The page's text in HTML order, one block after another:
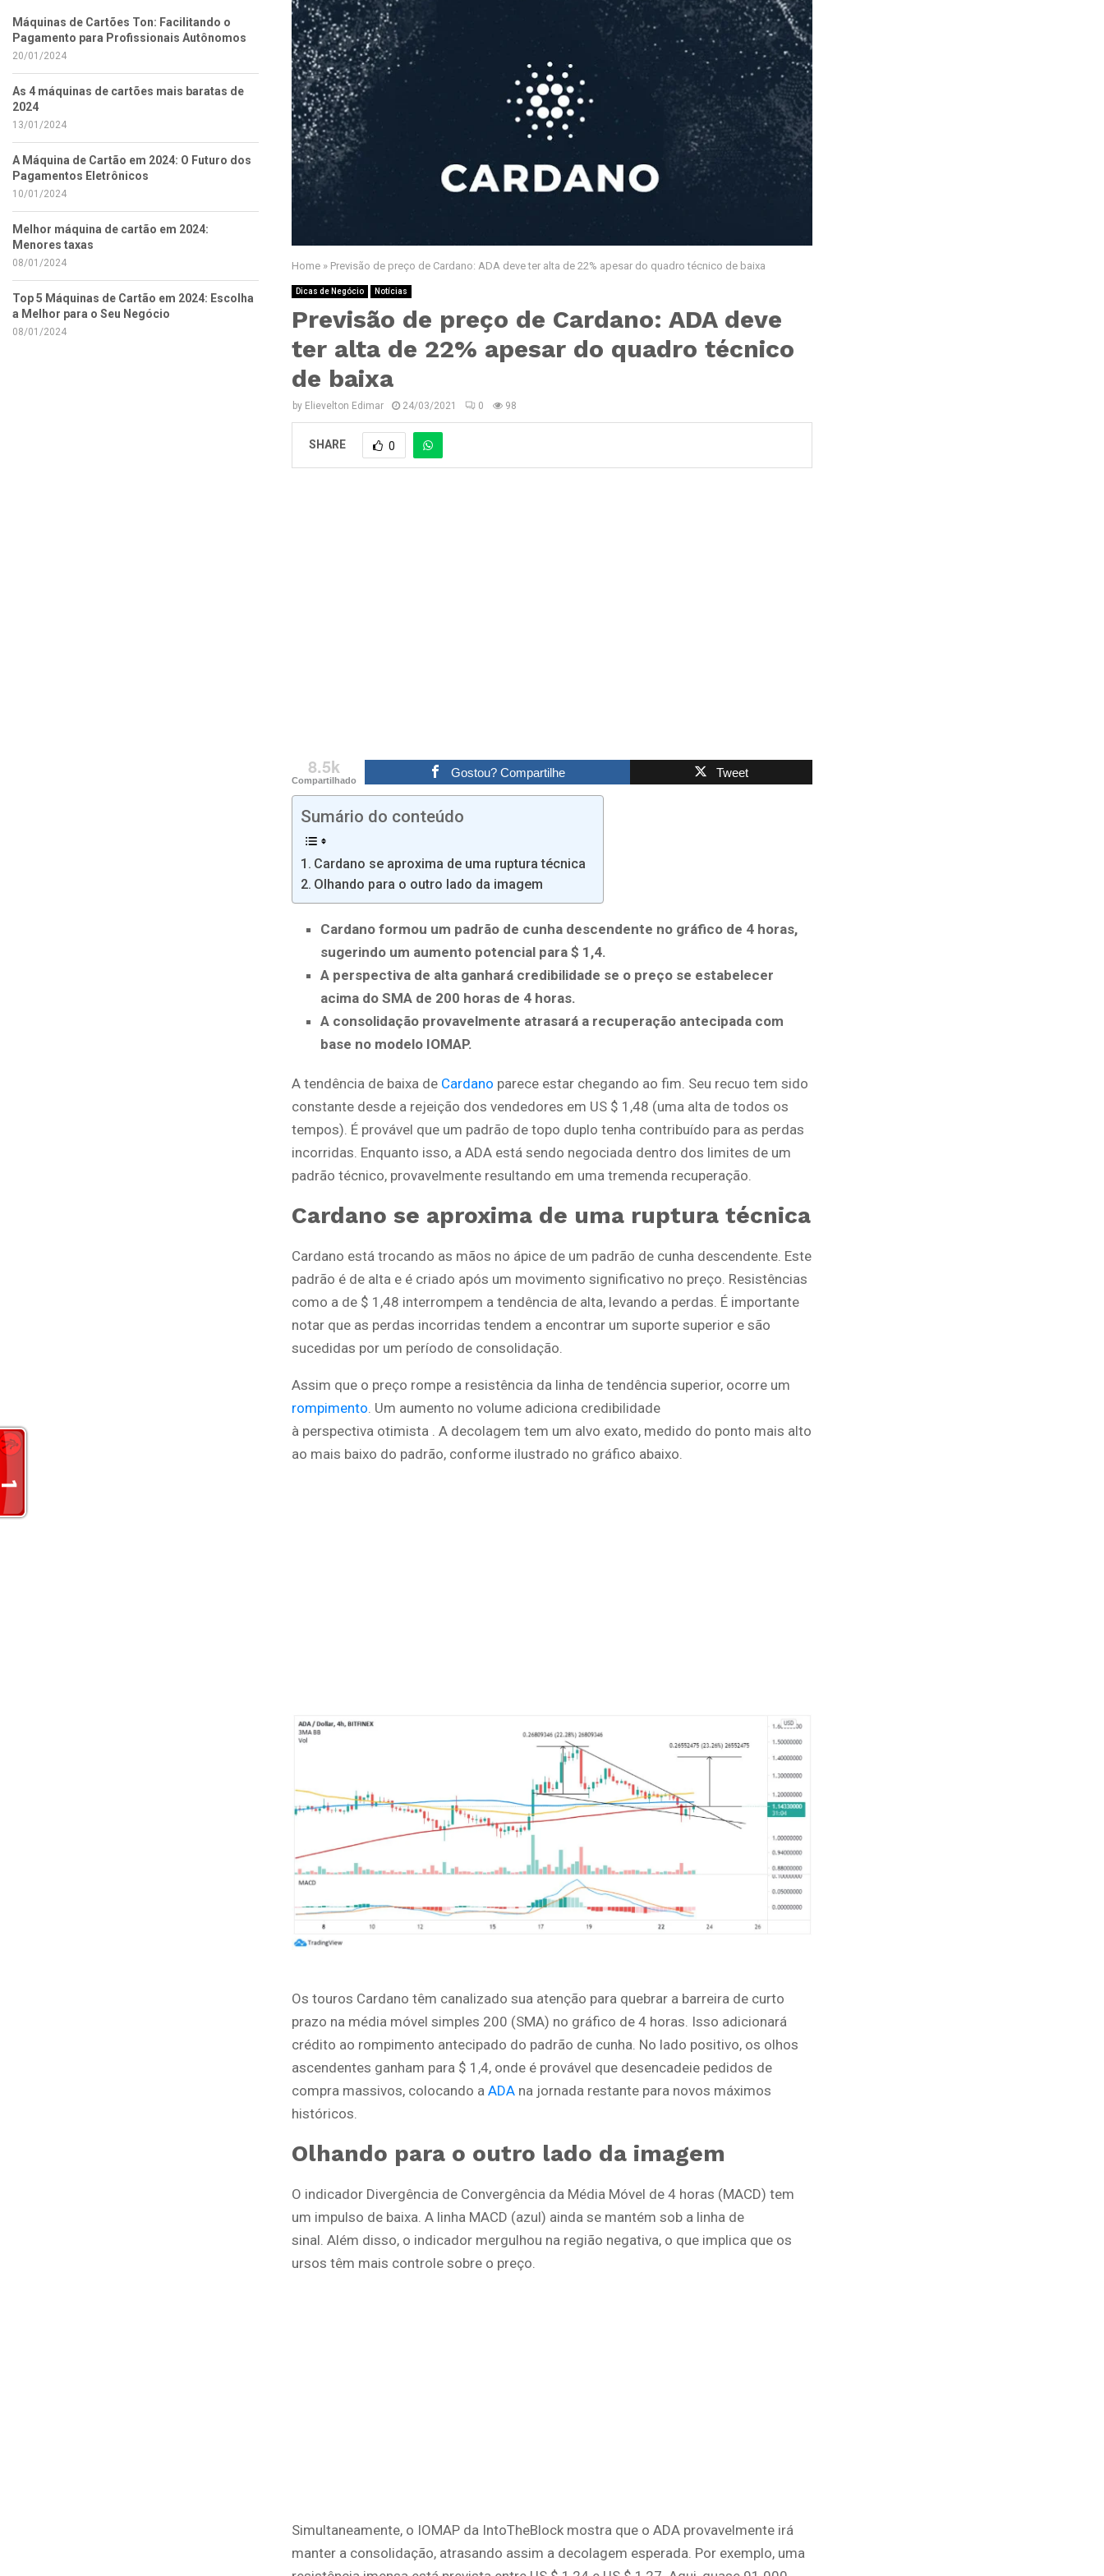
Home » Previsão de preço de Cardano: ADA deve ter alta de 22% apesar do quadro técnico de baixa
Dicas de Negócio Notícias
Previsão de preço de Cardano: ADA deve
ter alta de 22% apesar do quadro técnico
de baixa
by Elievelton Edimar 24/03/2021 0 98
SHARE 0
8.5k
Compartilhado
Gostou? Compartilhe Tweet
Sumário do conteúdo
Cardano se aproxima de uma ruptura técnica
Olhando para o outro lado da imagem
Cardano formou um padrão de cunha descendente no gráfico de 4 horas,
sugerindo um aumento potencial para $ 1,4.
A perspectiva de alta ganhará credibilidade se o preço se estabelecer
acima do SMA de 200 horas de 4 horas.
A consolidação provavelmente atrasará a recuperação antecipada com
base no modelo IOMAP.
A tendência de baixa de Cardano parece estar chegando ao fim. Seu recuo tem sido
constante desde a rejeição dos vendedores em US $ 1,48 (uma alta de todos os
tempos). É provável que um padrão de topo duplo tenha contribuído para as perdas
incorridas. Enquanto isso, a ADA está sendo negociada dentro dos limites de um
padrão técnico, provavelmente resultando em uma tremenda recuperação.
Cardano se aproxima de uma ruptura técnica
Cardano está trocando as mãos no ápice de um padrão de cunha descendente. Este
padrão é de alta e é criado após um movimento significativo no preço. Resistências
como a de $ 1,48 interrompem a tendência de alta, levando a perdas. É importante
notar que as perdas incorridas tendem a encontrar um suporte superior e são
sucedidas por um período de consolidação.
Assim que o preço rompe a resistência da linha de tendência superior, ocorre um
rompimento. Um aumento no volume adiciona credibilidade
à perspectiva otimista . A decolagem tem um alvo exato, medido do ponto mais alto
ao mais baixo do padrão, conforme ilustrado no gráfico abaixo.
Os touros Cardano têm canalizado sua atenção para quebrar a barreira de curto
prazo na média móvel simples 200 (SMA) no gráfico de 4 horas. Isso adicionará
crédito ao rompimento antecipado do padrão de cunha. No lado positivo, os olhos
ascendentes ganham para $ 1,4, onde é provável que desencadeie pedidos de
compra massivos, colocando a ADA na jornada restante para novos máximos
históricos.
Olhando para o outro lado da imagem
O indicador Divergência de Convergência da Média Móvel de 4 horas (MACD) tem
um impulso de baixa. A linha MACD (azul) ainda se mantém sob a linha de
sinal. Além disso, o indicador mergulhou na região negativa, o que implica que os
ursos têm mais controle sobre o preço.
Simultaneamente, o IOMAP da IntoTheBlock mostra que o ADA provavelmente irá
manter a consolidação, atrasando assim a decolagem esperada. Por exemplo, uma
Máquinas de Cartões Ton: Facilitando o
Pagamento para Profissionais Autônomos
20/01/2024
As 4 máquinas de cartões mais baratas de
2024
13/01/2024
A Máquina de Cartão em 2024: O Futuro dos
Pagamentos Eletrônicos
10/01/2024
Melhor máquina de cartão em 2024:
Menores taxas
08/01/2024
Top 5 Máquinas de Cartão em 2024: Escolha
a Melhor para o Seu Negócio
08/01/2024